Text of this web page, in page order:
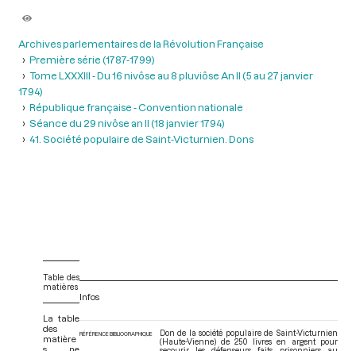
Archives parlementaires de la Révolution Française
Première série (1787-1799)
Tome LXXXIII - Du 16 nivôse au 8 pluviôse An II (5 au 27 janvier
1794)
République française - Convention nationale
Séance du 29 nivôse an II (18 janvier 1794)
41. Société populaire de Saint-Victurnien. Dons
Table des
matières
La table
des
matière
s ne
Infos
RÉFÉRENCE BIBLIOGRAPHIQUE
Don de la société populaire de Saint-Victurnien
(Haute-Vienne) de 250 livres en argent pour